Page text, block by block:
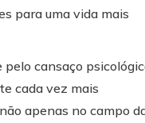
para uma vida mais
cansaço
cada vez mais
apenas no campo